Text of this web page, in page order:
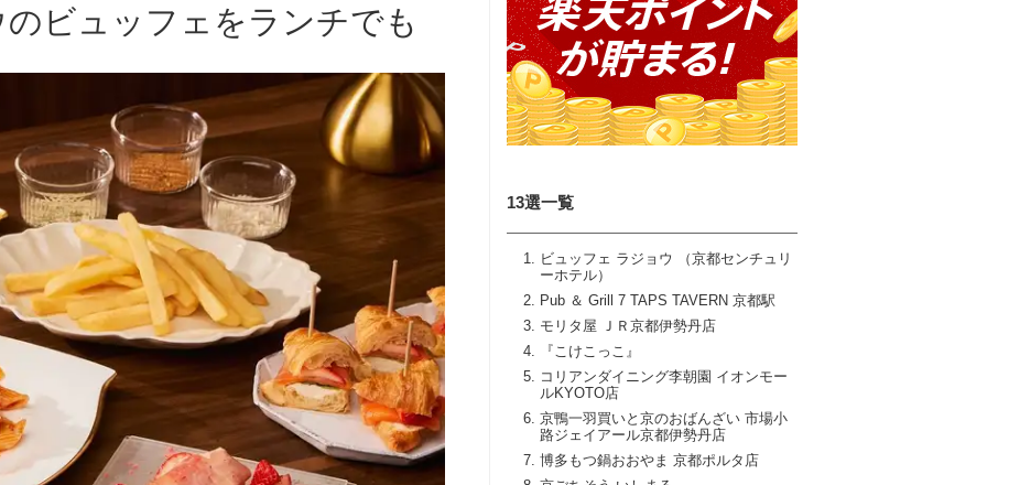
13選一覧
ビュッフェ ラジョウ （京都センチュリ
ーホテル）
Pub ＆ Grill 7 TAPS TAVERN 京都駅
モリタ屋 ＪＲ京都伊勢丹店
『こけこっこ』
コリアンダイニング李朝園 イオンモー
ルKYOTO店
京鴨一羽買いと京のおばんざい 市場小
路ジェイアール京都伊勢丹店
博多もつ鍋おおやま 京都ポルタ店
のビュッフェをランチでも